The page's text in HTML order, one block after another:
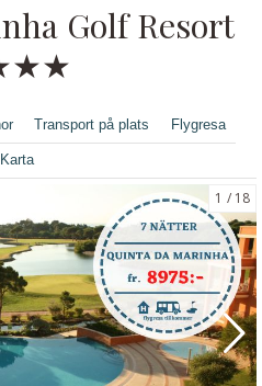
Golf Resort
Transport på plats Flygresa
Karta
1 18